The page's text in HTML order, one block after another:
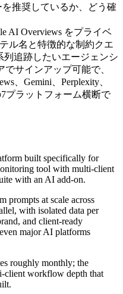
推奨しているか、どう確
AI Overviews をプライベ
ル名と特徴的な制約クエ
列追跡したいエージェンシ
でサインアップ可能で、
、Gemini、Perplexity、
7プラットフォーム横断で
built specifically for
tool with multi-client
with an AI add-on.
prompts at scale across
with isolated data per
and client-ready
major AI platforms
roughly monthly; the
client workflow depth that